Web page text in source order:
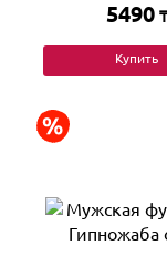
5490 ₸
Купить